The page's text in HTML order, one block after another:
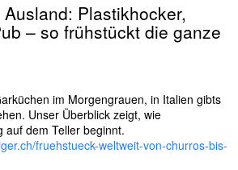
Plastikhocker,
– so frühstückt die ganze
im Morgengrauen, in Italien gibts
Unser Überblick zeigt, wie
auf dem Teller beginnt.
fruehstueck-weltweit-von-churros-bis-